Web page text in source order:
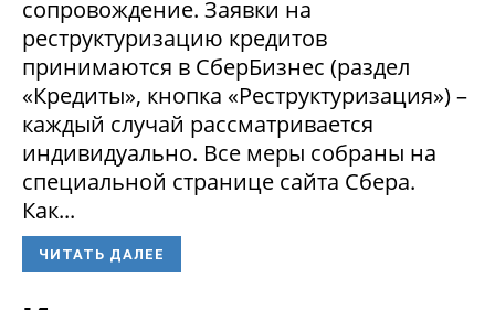
сопровождение. Заявки на
реструктуризацию кредитов
принимаются в СберБизнес (раздел
«Кредиты», кнопка «Реструктуризация») –
каждый случай рассматривается
индивидуально. Все меры собраны на
специальной странице сайта Сбера.
Как...
ЧИТАТЬ ДАЛЕЕ